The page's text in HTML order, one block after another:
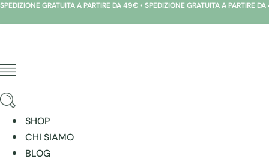
Vai
al
DA 49€ • SPEDIZIONE GRATUITA A PARTIRE DA 49€ • SPEDIZIONE
SHOP
CHI SIAMO
BLOG